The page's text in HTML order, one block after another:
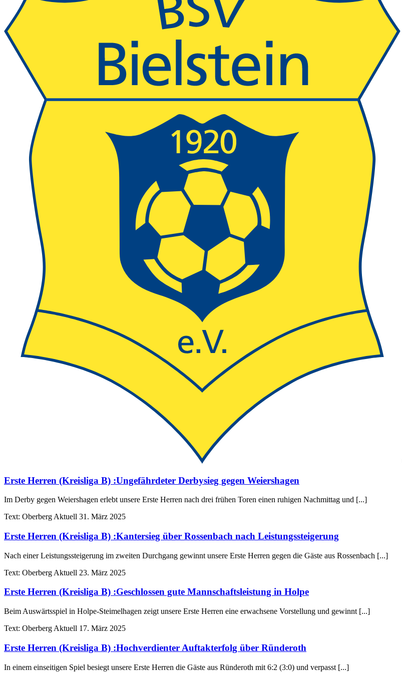
Erste Herren (Kreisliga B) :Ungefährdeter Derbysieg gegen Weiershagen
Im Derby gegen Weiershagen erlebt unsere Erste Herren nach drei frühen Toren einen ruhigen Nachmittag und [...]
Text: Oberberg Aktuell 31. März 2025
Erste Herren (Kreisliga B) :Kantersieg über Rossenbach nach Leistungssteigerung
Nach einer Leistungssteigerung im zweiten Durchgang gewinnt unsere Erste Herren gegen die Gäste aus Rossenbach [...]
Text: Oberberg Aktuell 23. März 2025
Erste Herren (Kreisliga B) :Geschlossen gute Mannschaftsleistung in Holpe
Beim Auswärtsspiel in Holpe-Steimelhagen zeigt unsere Erste Herren eine erwachsene Vorstellung und gewinnt [...]
Text: Oberberg Aktuell 17. März 2025
Erste Herren (Kreisliga B) :Hochverdienter Auftakterfolg über Ründeroth
In einem einseitigen Spiel besiegt unsere Erste Herren die Gäste aus Ründeroth mit 6:2 (3:0) und verpasst [...]